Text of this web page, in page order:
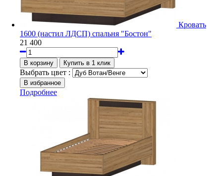
Кровать
1600 (настил ЛДСП) спальня "Бостон"
21 400
Выбрать цвет :
Подробнее